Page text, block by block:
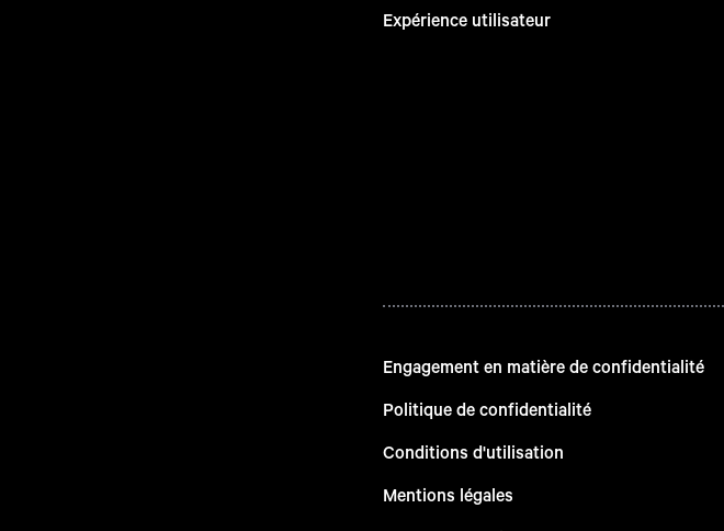
Expérience utilisateur
Engagement en matière de confidentialité
Politique de confidentialité
Conditions d'utilisation
Mentions légales